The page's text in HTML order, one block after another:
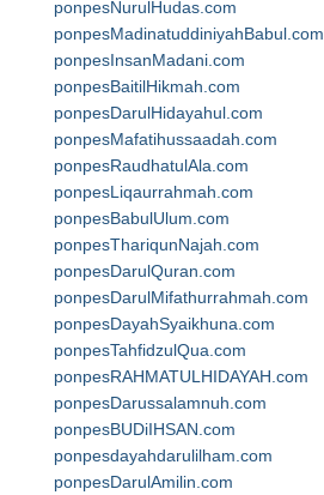
ponpesNurulHudas.com
ponpesMadinatuddiniyahBabul.com
ponpesInsanMadani.com
ponpesBaitilHikmah.com
ponpesDarulHidayahul.com
ponpesMafatihussaadah.com
ponpesRaudhatulAla.com
ponpesLiqaurrahmah.com
ponpesBabulUlum.com
ponpesThariqunNajah.com
ponpesDarulQuran.com
ponpesDarulMifathurrahmah.com
ponpesDayahSyaikhuna.com
ponpesTahfidzulQua.com
ponpesRAHMATULHIDAYAH.com
ponpesDarussalamnuh.com
ponpesBUDiIHSAN.com
ponpesdayahdarulilham.com
ponpesDarulAmilin.com